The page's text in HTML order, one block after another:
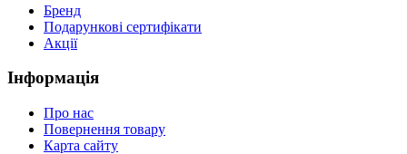
Бренд
Подарункові сертифікати
Акції
Інформація
Про нас
Повернення товару
Карта сайту